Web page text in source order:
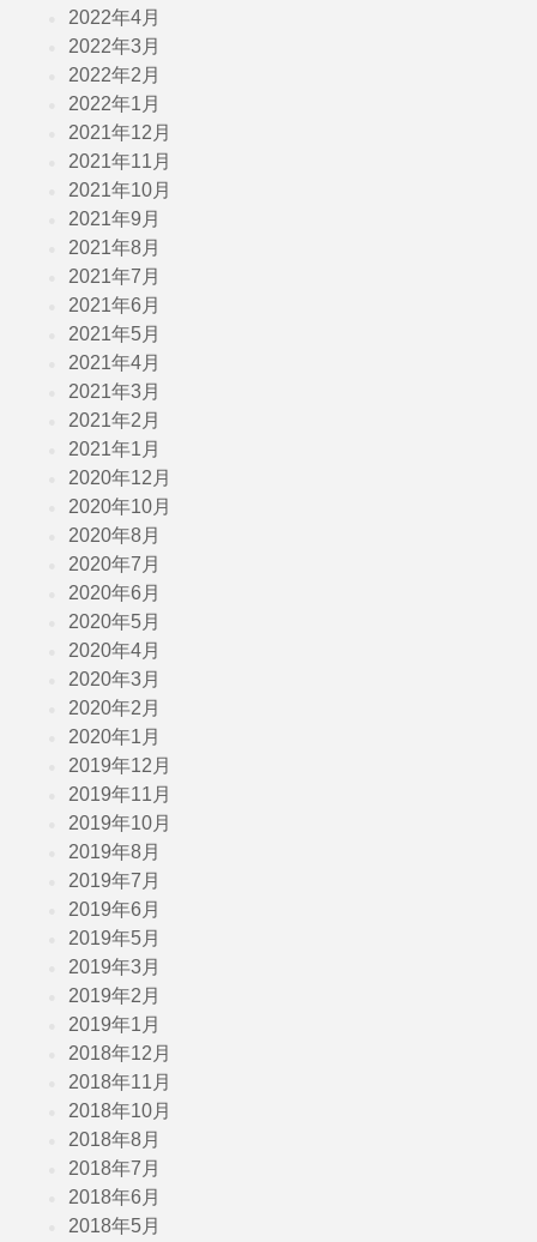
2022年4月
2022年3月
2022年2月
2022年1月
2021年12月
2021年11月
2021年10月
2021年9月
2021年8月
2021年7月
2021年6月
2021年5月
2021年4月
2021年3月
2021年2月
2021年1月
2020年12月
2020年10月
2020年8月
2020年7月
2020年6月
2020年5月
2020年4月
2020年3月
2020年2月
2020年1月
2019年12月
2019年11月
2019年10月
2019年8月
2019年7月
2019年6月
2019年5月
2019年3月
2019年2月
2019年1月
2018年12月
2018年11月
2018年10月
2018年8月
2018年7月
2018年6月
2018年5月